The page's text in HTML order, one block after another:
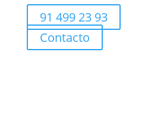
91 499 23 93
Contacto